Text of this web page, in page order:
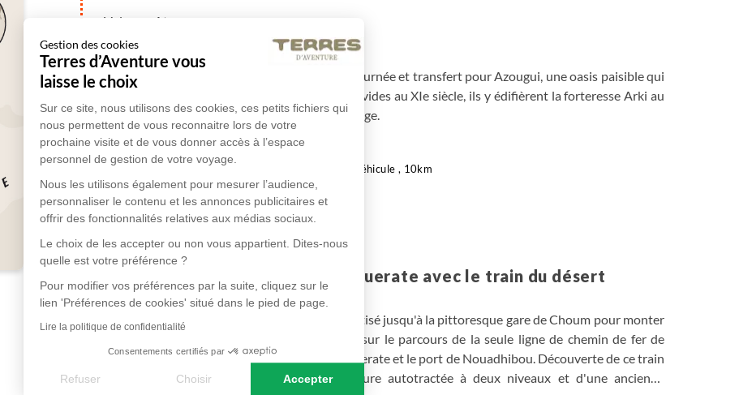
Gestion des cookies
Terres d’Aventure vous
laisse le choix
Sur ce site, nous utilisons des cookies, ces petits fichiers qui
nous permettent de vous reconnaitre lors de votre
prochaine visite et de vous donner accès à l’espace
personnel de gestion de votre voyage.
Nous les utilisons également pour mesurer l’audience,
personnaliser le contenu et les annonces publicitaires et
offrir des fonctionnalités relatives aux médias sociaux.
Le choix de les accepter ou non vous appartient. Dites-nous
quelle est votre préférence ?
Pour modifier vos préférences par la suite, cliquez sur le
lien 'Préférences de cookies' situé dans le pied de page.
Lire la politique de confidentialité
Consentements certifiés par
Refuser Choisir Accepter
Vol pour Atar.
-
Accueil à l'aéroport par votre guide en fin de journée et transfert pour Azougui, une oasis paisible qui
fut autrefois le siège de la capitale des Almoravides au XIe siècle, ils y édifièrent la forteresse Arki au
milieu de 20 000 palmiers. Installation à l'auberge.
en auberge Véhicule , 10km
Azougui - Choum puis Zouerate avec le train du désert
Le matin, transfert en 4x4 ou en minibus climatisé jusqu'à la pittoresque gare de Choum pour monter
à bord du train du désert. Choum se trouve sur le parcours de la seule ligne de chemin de fer de
Mauritanie, qui achemine le minerai entre Zouerate et le port de Nouadhibou. Découverte de ce train
constitué d'un wagon-couchette, d'une voiture autotractée à deux niveaux et d'une ancienne